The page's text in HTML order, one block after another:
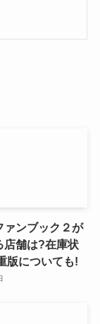
ァンブック２が
店舗は?在庫状
版についても!